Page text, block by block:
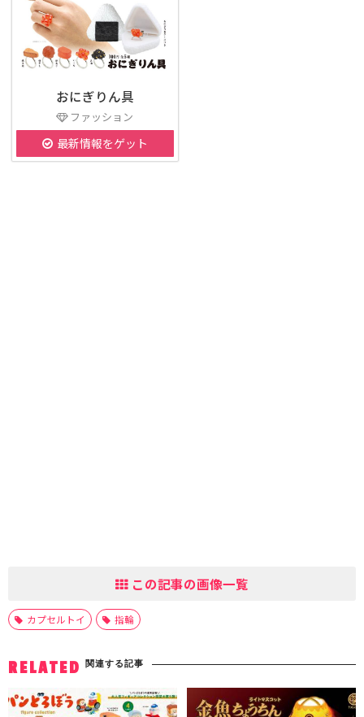
おにぎりん具
ファッション
最新情報をゲット
この記事の画像一覧
カプセルトイ 指輪
RELATED 関連する記事